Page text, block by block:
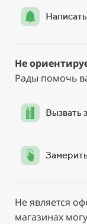
Не
Рады помочь
Вызвать
Не является
магазинах